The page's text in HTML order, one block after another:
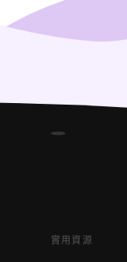
實用資源